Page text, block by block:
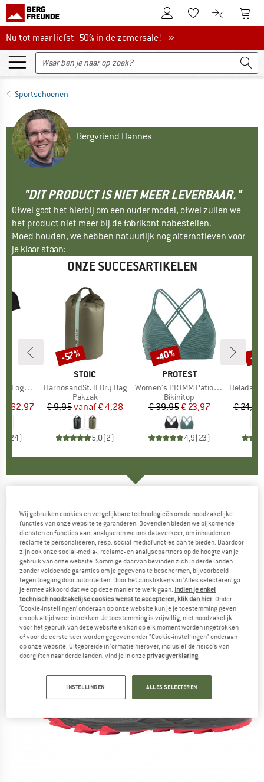
De klantenaccount
Naar deNaar de
Nu tot maar liefst -50% in de zomersale!
Nu tot maar liefst -50% in de zomersale! »
Sportschoenen
Bergvriend Hannes
"DIT PRODUCT IS NIET MEER LEVERBAAR."
Ofwel gaat het hierbij om een ouder model, ofwel zullen we
het product niet meer bij de fabrikant nabestellen.
Moed houden, we hebben natuurlijk nog alternatieven voor
je klaar staan:
ONZE SUCCESARTIKELEN
T-Shirt
prijs
€ 62,97
24)
MERK
STOIC
Artikel
HarnosandSt. II Dry Bag
Productgroep
Pakzak
Prijs
€ 9,95 Verlaagde prijs
vanaf€ 4,28
5,0(2)
Korting
-57%
MERK
PROTEST
Artikel
Women's PRTMM Patio Triangle
Productgroep
Bikinitop
Prijs
€ 39,95Verlaagde prijs
€ 23,97
4,9(23)
Korting
-40%
Artikel
HeladagenSt.
€ 24,95
-
Multisportschoenen
5,0(1)
Wij gebruiken cookies en vergelijkbare technologieën om de noodzakelijke
functies van onze website te garanderen. Bovendien bieden we bijkomende
diensten en functies aan, analyseren we ons dataverkeer, om inhouden en
reclame te personaliseren, resp. social-mediafuncties aan te bieden. Daardoor
zijn ook onze social-media-, reclame- en analysepartners op de hoogte van je
gebruik van onze website. Sommige daarvan bevinden zich in derde landen
zonder voldoende garanties om je gegevens te beschermen, bijvoorbeeld
tegen toegang door autoriteiten. Door het aanklikken van ‘Alles selecteren’ ga
je ermee akkoord dat we op deze manier te werk gaan. Indien je enkel
technisch noodzakelijke cookies wenst te accepteren, klik dan hier . Onder
‘Cookie-instellingen’ onderaan op onze website kun je je toestemming geven
en ook altijd weer intrekken. Je toestemming is vrijwillig, niet noodzakelijk
voor het gebruik van deze website en kan op elk moment worden ingetrokken
of voor de eerste keer worden gegeven onder "Cookie-instellingen" onderaan
op onze website. Uitgebreide informatie hierover, inclusief de risico's van
doorgiften naar derde landen, vind je in onze privacyverklaring
INSTELLINGEN ALLES SELECTEREN